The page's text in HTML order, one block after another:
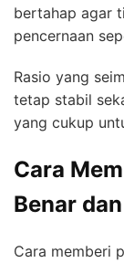
bertahap agar
pencernaan
Rasio yang
tetap stabil
yang cukup
Cara
Benar
Cara memberi